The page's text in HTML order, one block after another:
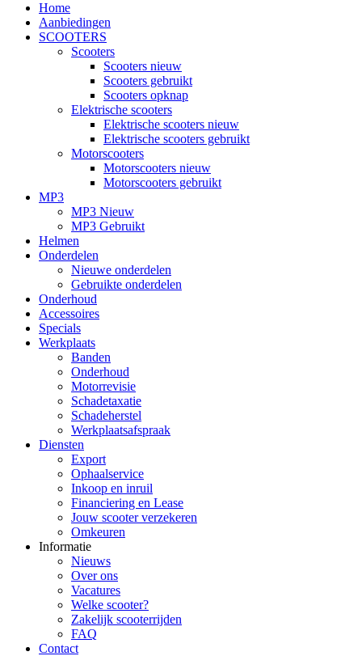
Home
Aanbiedingen
SCOOTERS
Scooters
Scooters nieuw
Scooters gebruikt
Scooters opknap
Elektrische scooters
Elektrische scooters nieuw
Elektrische scooters gebruikt
Motorscooters
Motorscooters nieuw
Motorscooters gebruikt
MP3
MP3 Nieuw
MP3 Gebruikt
Helmen
Onderdelen
Nieuwe onderdelen
Gebruikte onderdelen
Onderhoud
Accessoires
Specials
Werkplaats
Banden
Onderhoud
Motorrevisie
Schadetaxatie
Schadeherstel
Werkplaatsafspraak
Diensten
Export
Ophaalservice
Inkoop en inruil
Financiering en Lease
Jouw scooter verzekeren
Omkeuren
Informatie
Nieuws
Over ons
Vacatures
Welke scooter?
Zakelijk scooterrijden
FAQ
Contact